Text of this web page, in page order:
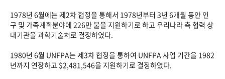
1978년 6월에는 제2차 협정을 통해서 1978년부터 3년 6개월 동안 인
구 및 가족계획분야에 226만 불을 지원하기로 하고 우리나라 측 협력 상
대기관을 과학기술처로 결정하였다.
1980년 6월 UNFPA는 제3차 협정을 통하여 UNFPA 사업 기간을 1982
년까지 연장하고 $2,481,546을 지원하기로 결정하였다.